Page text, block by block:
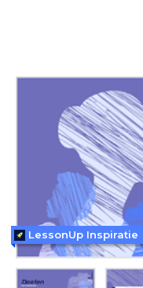
LessonUp Inspiratie